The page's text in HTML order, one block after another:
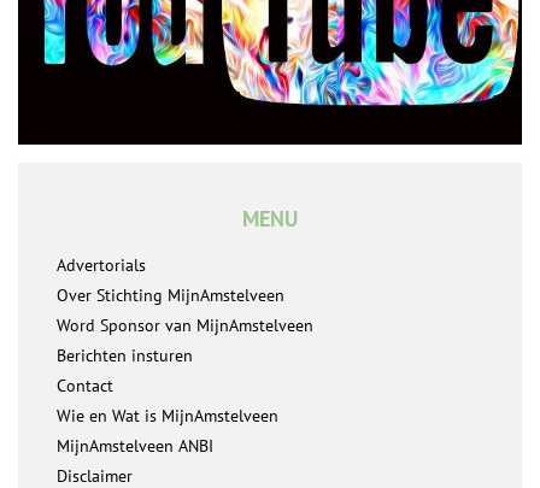
MENU
Advertorials
Over Stichting MijnAmstelveen
Word Sponsor van MijnAmstelveen
Berichten insturen
Contact
Wie en Wat is MijnAmstelveen
MijnAmstelveen ANBI
Disclaimer